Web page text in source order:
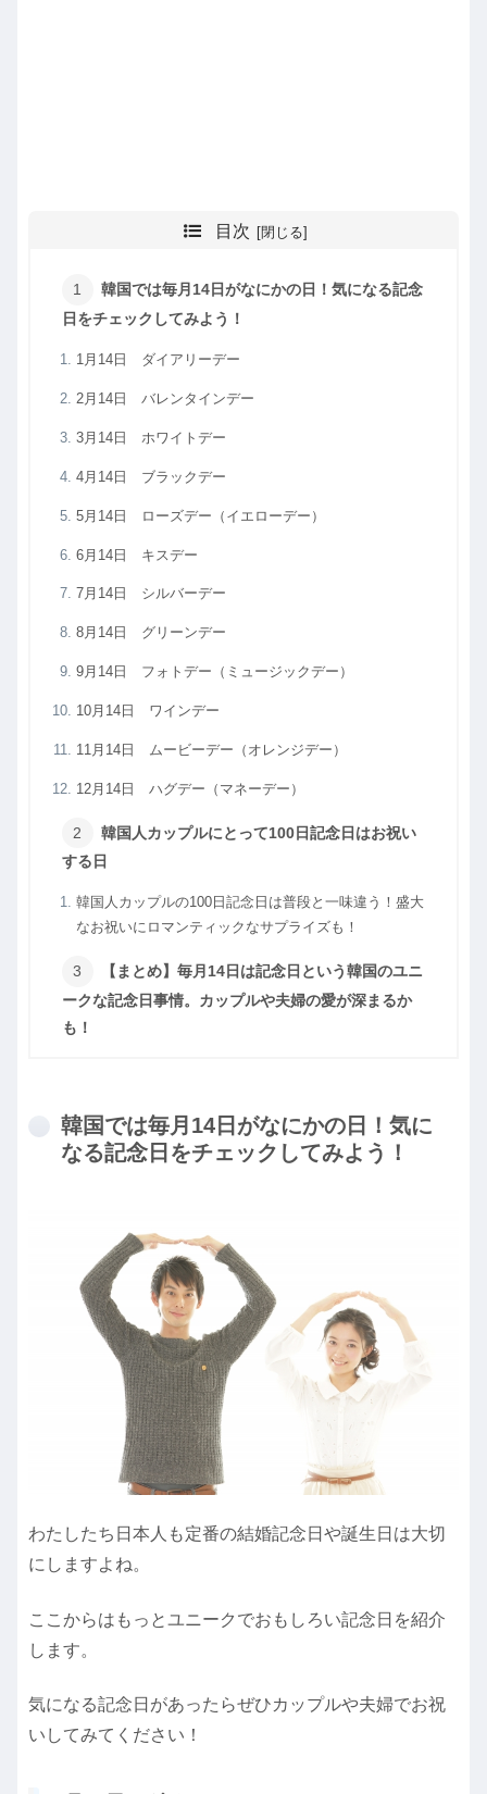
目次
韓国では毎月14日がなにかの日！気になる記念
日をチェックしてみよう！
1月14日 ダイアリーデー
2月14日 バレンタインデー
3月14日 ホワイトデー
4月14日 ブラックデー
5月14日 ローズデー（イエローデー）
6月14日 キスデー
7月14日 シルバーデー
8月14日 グリーンデー
9月14日 フォトデー（ミュージックデー）
10月14日 ワインデー
11月14日 ムービーデー（オレンジデー）
12月14日 ハグデー（マネーデー）
韓国人カップルにとって100日記念日はお祝い
する日
韓国人カップルの100日記念日は普段と一味違う！盛大
なお祝いにロマンティックなサプライズも！
【まとめ】毎月14日は記念日という韓国のユニ
ークな記念日事情。カップルや夫婦の愛が深まるか
も！
韓国では毎月14日がなにかの日！気に
なる記念日をチェックしてみよう！
わたしたち日本人も定番の結婚記念日や誕生日は大切
にしますよね。
ここからはもっとユニークでおもしろい記念日を紹介
します。
気になる記念日があったらぜひカップルや夫婦でお祝
いしてみてください！